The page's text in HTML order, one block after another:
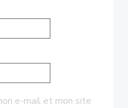
e-mail et mon site